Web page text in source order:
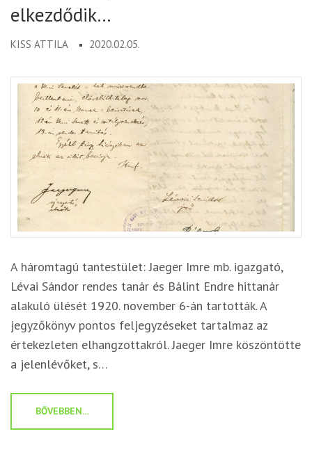
elkezdődik…
KISS ATTILA 2020.02.05.
A háromtagú tantestület: Jaeger Imre mb. igazgató,
Lévai Sándor rendes tanár és Bálint Endre hittanár
alakuló ülését 1920. november 6-án tartották. A
jegyzőkönyv pontos feljegyzéseket tartalmaz az
értekezleten elhangzottakról. Jaeger Imre köszöntötte
a jelenlévőket, s…
BŐVEBBEN...